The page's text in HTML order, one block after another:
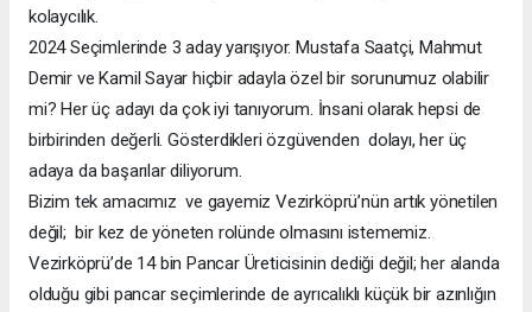
kolaycılık.
2024 Seçimlerinde 3 aday yarışıyor. Mustafa Saatçi, Mahmut
Demir ve Kamil Sayar hiçbir adayla özel bir sorunumuz olabilir
mi? Her üç adayı da çok iyi tanıyorum. İnsani olarak hepsi de
birbirinden değerli. Gösterdikleri özgüvenden dolayı, her üç
adaya da başarılar diliyorum.
Bizim tek amacımız ve gayemiz Vezirköprü’nün artık yönetilen
değil; bir kez de yöneten rolünde olmasını istememiz.
Vezirköprü’de 14 bin Pancar Üreticisinin dediği değil; her alanda
olduğu gibi pancar seçimlerinde de ayrıcalıklı küçük bir azınlığın